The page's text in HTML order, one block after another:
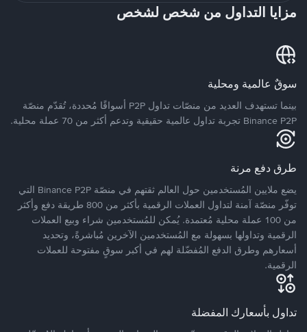
مزايا التداول من شخص لشخص
سوقٌ عالمية ومحلية
بينما تستهدف العديد من منصّات تداول P2P أسواقًا مُحددة، تُقدّم منصّة
Binance P2P تجربة تداول عالمية حقيقية وتدعم أكثر من 70 عملة محلية.
طرق دفع مرنة
يضع ملايين المُستخدمين حول العالم ثقتهم في منصّة Binance P2P التي
توفّر منصّة آمنة لتداول العملات الرقمية بأكثر من 800 طريقة دفع وأكثر
من 100 عملة محلية مُعتمدة. يُمكن للمُستخدمين شراء وبيع العملات
الرقمية وتداولها بسهولة مع المُستخدمين الآخرين مُباشرةً، وتحديد
أسعارهم وطرق الدفع المُفضّلة لهم في أكبر سوقٍ مفتوحة للعملات
الرقمية.
تداول بأسعارك المفضلة